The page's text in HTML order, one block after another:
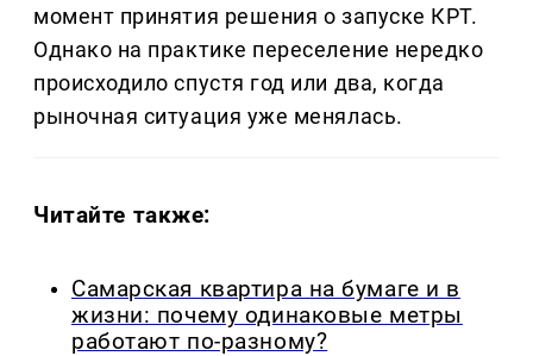
момент принятия решения о запуске КРТ.
Однако на практике переселение нередко
происходило спустя год или два, когда
рыночная ситуация уже менялась.
Читайте также:
Самарская квартира на бумаге и в
жизни: почему одинаковые метры
работают по-разному?